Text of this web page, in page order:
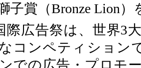
子賞（Bronze Lion
際広告祭は、世界3
コンペティション
での広告・プロモ